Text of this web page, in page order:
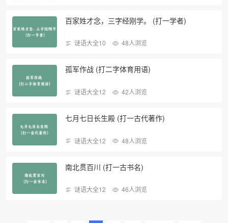
百家姓才念，三字经刚学。 (打一学者)
谜语大全10 48人浏览
孤军作战 (打二字体育用语)
谜语大全12 42人浏览
七月七日长生殿 (打一古代著作)
谜语大全12 48人浏览
南北贯百川 (打一古书名)
谜语大全12 46人浏览